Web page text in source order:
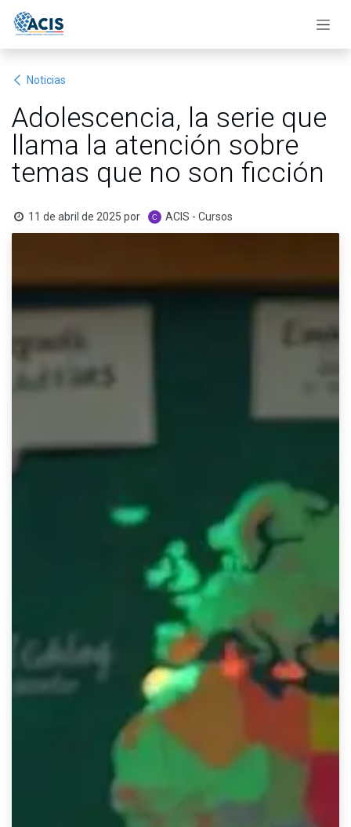
Noticias
Adolescencia, la serie que
llama la atención sobre
temas que no son ficción
11 de abril de 2025 por ACIS - Cursos